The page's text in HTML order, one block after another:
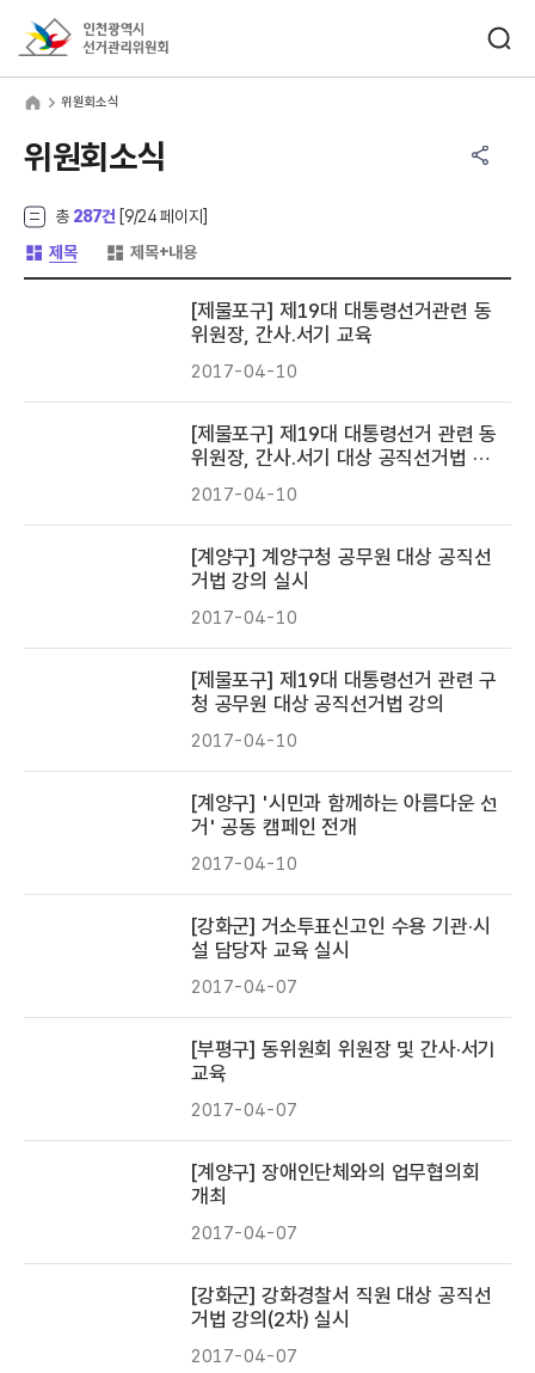
위원회소식
위원회소식
총 287건 [9/24 페이지]
제목 제목+내용
[제물포구] 제19대 대통령선거관련 동
위원장, 간사.서기 교육
2017-04-10
[제물포구] 제19대 대통령선거 관련 동
위원장, 간사.서기 대상 공직선거법 교
육
2017-04-10
[계양구] 계양구청 공무원 대상 공직선
거법 강의 실시
2017-04-10
[제물포구] 제19대 대통령선거 관련 구
청 공무원 대상 공직선거법 강의
2017-04-10
[계양구] '시민과 함께하는 아름다운 선
거' 공동 캠페인 전개
2017-04-10
[강화군] 거소투표신고인 수용 기관·시
설 담당자 교육 실시
2017-04-07
[부평구] 동위원회 위원장 및 간사·서기
교육
2017-04-07
[계양구] 장애인단체와의 업무협의회
개최
2017-04-07
[강화군] 강화경찰서 직원 대상 공직선
거법 강의(2차) 실시
2017-04-07